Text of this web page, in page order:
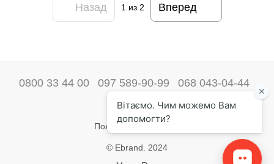
Назад 1из 2 Вперед
0800 33 44 00 097 589-90-99 068 043-04-44
Наши контакты
Полная версия сайта
© Ebrand. 2024